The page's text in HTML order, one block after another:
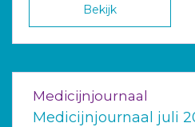
Bekijk
Medicijnjournaal
Medicijnjournaal juli